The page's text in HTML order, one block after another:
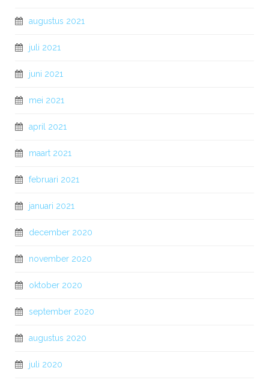
augustus 2021
juli 2021
juni 2021
mei 2021
april 2021
maart 2021
februari 2021
januari 2021
december 2020
november 2020
oktober 2020
september 2020
augustus 2020
juli 2020